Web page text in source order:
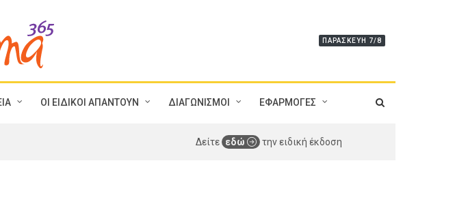
ΠΑΡΑΣΚΕΥΉ 7/8
ΟΙ ΕΙΔΙΚΟΙ ΑΠΑΝΤΟΥΝ ΔΙΑΓΩΝΙΣΜΟΙ ΕΦΑΡΜΟΓΕΣ
Δείτε εδώ την ειδική έκδοση